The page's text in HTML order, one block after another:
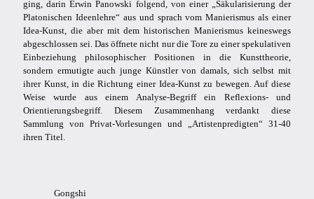
ging, darin Erwin Panowski folgend, von einer „Säkularisierung der
Platonischen Ideenlehre“ aus und sprach vom Manierismus als einer
Idea-Kunst, die aber mit dem historischen Manierismus keineswegs
abgeschlossen sei. Das öffnete nicht nur die Tore zu einer spekulativen
Einbeziehung philosophischer Positionen in die Kunsttheorie,
sondern ermutigte auch junge Künstler von damals, sich selbst mit
ihrer Kunst, in die Richtung einer Idea-Kunst zu bewegen. Auf diese
Weise wurde aus einem Analyse-Begriff ein Reflexions- und
Orientierungsbegriff. Diesem Zusammenhang verdankt diese
Sammlung von Privat-Vorlesungen und „Artistenpredigten“ 31-40
ihren Titel.
Gongshi